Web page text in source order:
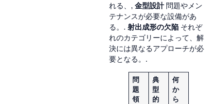
れる、, 金型設計問題やメン
テナンスが必要な設備があ
る。. 射出成形の欠陥 それぞ
れのカテゴリーによって、解
決には異なるアプローチが必
要となる。.
問
題
領
典
型
的
何
か
ら